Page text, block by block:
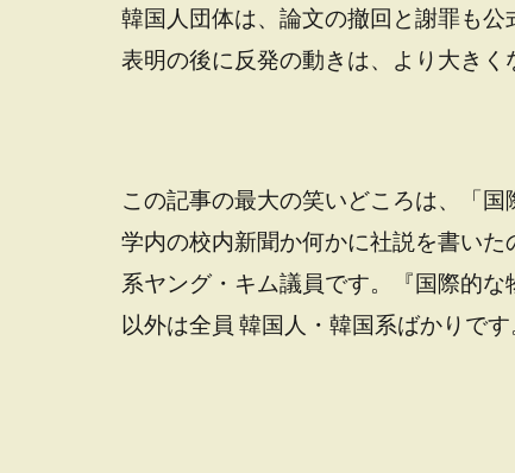
韓国人団体は、論文の撤回と謝罪も
表明の後に反発の動きは、より大きく
この記事の最大の笑いどころは、「
学内の校内新聞か何かに社説を書い
系ヤング・キム議員です。『国際的
以外は全員 韓国人・韓国系ばかりです